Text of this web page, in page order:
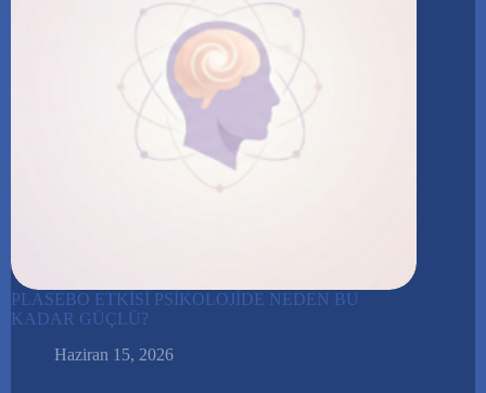
PLASEBO ETKİSİ PSİKOLOJİDE NEDEN BU
KADAR GÜÇLÜ?
Haziran 15, 2026